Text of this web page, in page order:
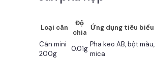
Loại cân
Độ
chia
Ứng dụng tiêu biểu
Cân mini
200g
0.01g
Pha keo AB, bột màu,
mica